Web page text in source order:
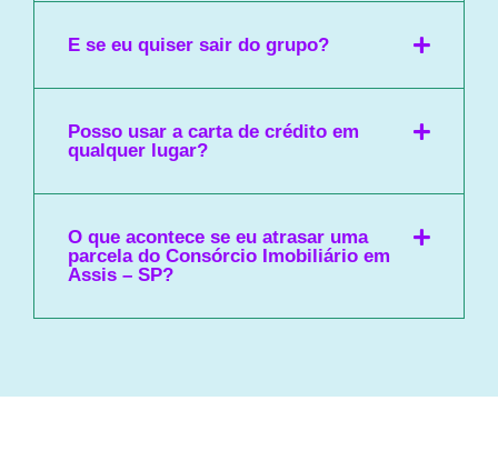
E se eu quiser sair do grupo?
Posso usar a carta de crédito em
qualquer lugar?
O que acontece se eu atrasar uma
parcela do Consórcio Imobiliário em
Assis – SP?